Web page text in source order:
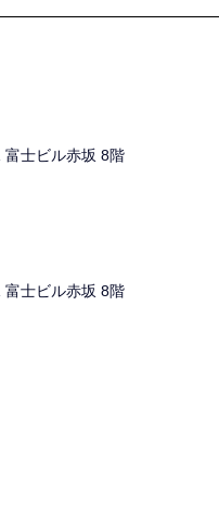
富士ビル赤坂 8階
富士ビル赤坂 8階